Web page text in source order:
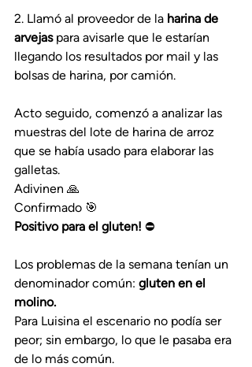
2. Llamó al proveedor de la harina de
arvejas para avisarle que le estarían
llegando los resultados por mail y las
bolsas de harina, por camión.
Acto seguido, comenzó a analizar las
muestras del lote de harina de arroz
que se había usado para elaborar las
galletas.
Adivinen 🙏
Confirmado 🎯
Positivo para el gluten! ⛔
Los problemas de la semana tenían un
denominador común: gluten en el
molino.
Para Luisina el escenario no podía ser
peor; sin embargo, lo que le pasaba era
de lo más común.